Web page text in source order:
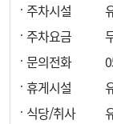
주차시설
주차요금
문의전화
휴게시설
식당/취사